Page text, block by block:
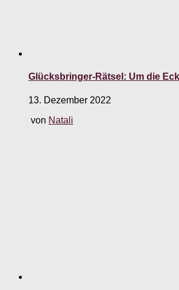
Glücksbringer-Rätsel: Um die
13. Dezember 2022
von Natali